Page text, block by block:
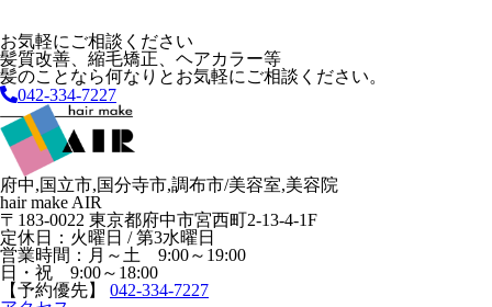
お気軽にご相談ください
髪質改善、縮毛矯正、ヘアカラー等
髪のことなら何なりとお気軽にご相談ください。
042-334-7227
府中,国立市,国分寺市,調布市/美容室,美容院
hair make AIR
〒183-0022 東京都府中市宮西町2-13-4-1F
定休日：火曜日 / 第3水曜日
営業時間：月～土 9:00～19:00
日・祝 9:00～18:00
【予約優先】 042-334-7227